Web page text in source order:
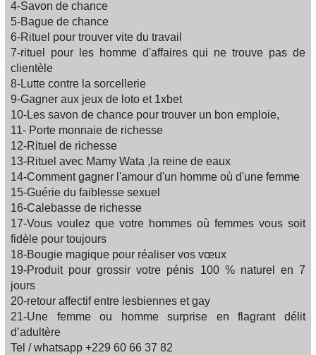
4-Savon de chance
5-Bague de chance
6-Rituel pour trouver vite du travail
7-rituel pour les homme d'affaires qui ne trouve pas de
clientèle
8-Lutte contre la sorcellerie
9-Gagner aux jeux de loto et 1xbet
10-Les savon de chance pour trouver un bon emploie,
11- Porte monnaie de richesse
12-Rituel de richesse
13-Rituel avec Mamy Wata ,la reine de eaux
14-Comment gagner l'amour d'un homme où d'une femme
15-Guérie du faiblesse sexuel
16-Calebasse de richesse
17-Vous voulez que votre hommes où femmes vous soit
fidèle pour toujours
18-Bougie magique pour réaliser vos vœux
19-Produit pour grossir votre pénis 100 % naturel en 7
jours
20-retour affectif entre lesbiennes et gay
21-Une femme ou homme surprise en flagrant délit
d’adultère
Tel / whatsapp +229 60 66 37 82